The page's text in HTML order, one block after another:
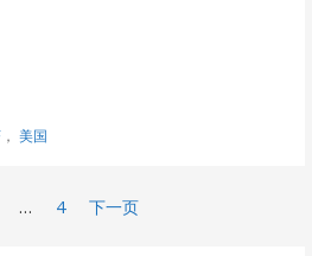
， 美国
… 4 下一页